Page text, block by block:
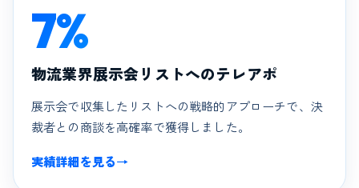
7%
物流業界展示会リストへのテレアポ
展示会で収集したリストへの戦略的アプローチで、決
裁者との商談を高確率で獲得しました。
実績詳細を見る→